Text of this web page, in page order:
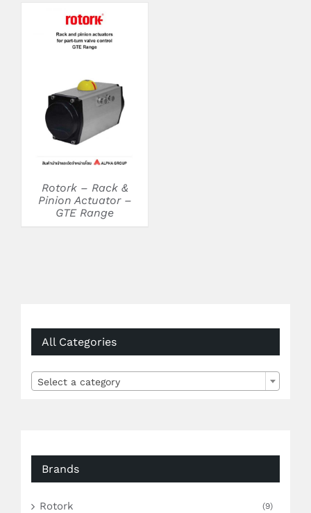
DETAILS
Rotork – Rack &
Pinion Actuator –
GTE Range
All Categories
Select a category
Brands
Rotork (9)